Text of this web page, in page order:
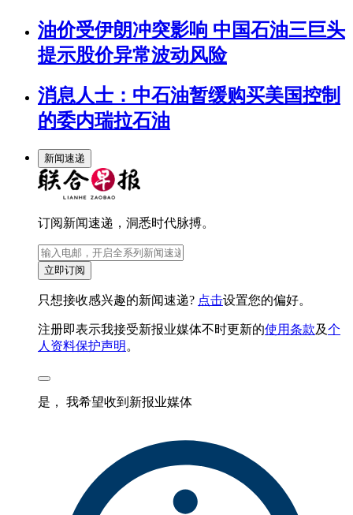
油价受伊朗冲突影响 中国石油三巨头
提示股价异常波动风险
消息人士：中石油暂缓购买美国控制
的委内瑞拉石油
新闻速递
订阅新闻速递，洞悉时代脉搏。
立即订阅
只想接收感兴趣的新闻速递? 点击设置您的偏好。
注册即表示我接受新报业媒体不时更新的使用条款及个
人资料保护声明 。
是， 我希望收到新报业媒体